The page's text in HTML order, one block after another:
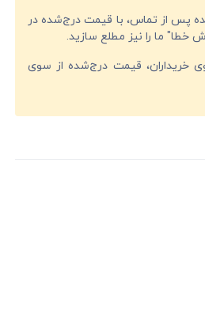
پس از تماس، با قیمت درج‌شده در
خطا" ما را نیز مطلع سازید.
خطا از سوی خریداران، قیمت درج‌شده از سوی